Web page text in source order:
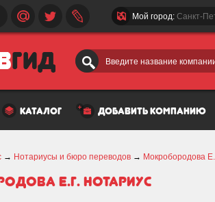
Введите название
Мой город: Санкт-
каталог добавить компанию
→ Нотариусы и бюро переводов → Мокробородова
Е.г. Нотариус